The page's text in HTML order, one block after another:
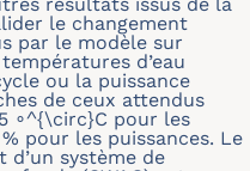
le changement
par le modèle sur
d’eau
ou la puissance
de ceux attendus
∘^{\circ}C pour les
pour les puissances. Le
d’un système de